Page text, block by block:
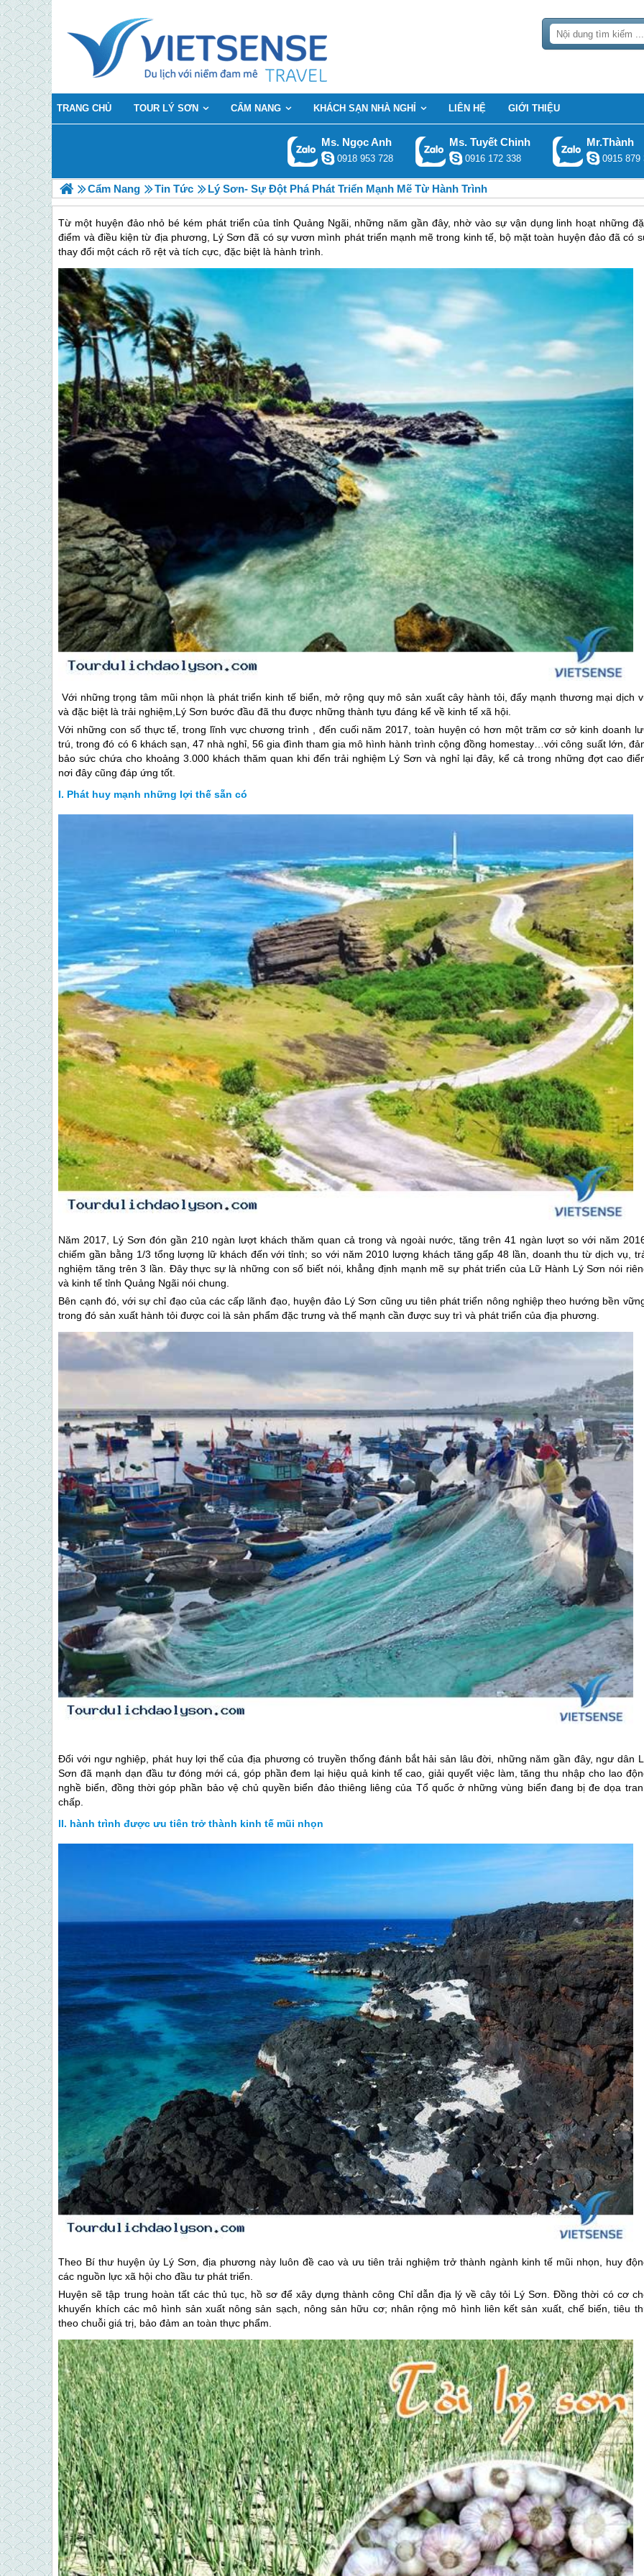
TRANG CHỦ TOUR LÝ SƠN CẨM NANG KHÁCH SẠN NHÀ NGHỈ LIÊN HỆ GIỚI THIỆU
Ms. Ngọc Anh
0918 953 728
Ms. Tuyết Chinh
0916 172 338
Mr.Thành
0915 879
Cẩm Nang Tin Tức Lý Sơn- Sự Đột Phá Phát Triển Mạnh Mẽ Từ Hành Trình
Từ một huyện đảo nhỏ bé kém phát triển của tỉnh Quảng Ngãi, những năm gần đây, nhờ vào sự vận dụng linh hoạt những
điểm và điều kiện từ địa phương, Lý Sơn đã có sự vươn mình phát triển mạnh mẽ trong kinh tế, bộ mặt toàn huyện đảo đã có
thay đổi một cách rõ rệt và tích cực, đặc biệt là hành trình.
Với những trọng tâm mũi nhọn là phát triển kinh tế biển, mở rộng quy mô sản xuất cây hành tỏi, đẩy mạnh thương mại dịch
và đặc biệt là trải nghiệm, Lý Sơn bước đầu đã thu được những thành tựu đáng kể về kinh tế xã hội.
Với những con số thực tế, trong lĩnh vực chương trình , đến cuối năm 2017, toàn huyện có hơn một trăm cơ sở kinh doanh
trú, trong đó có 6 khách sạn, 47 nhà nghỉ, 56 gia đình tham gia mô hình hành trình cộng đồng homestay…với công suất lớn,
bảo sức chứa cho khoảng 3.000 khách thăm quan khi đến trải nghiệm Lý Sơn và nghỉ lại đây, kể cả trong những đợt cao
nơi đây cũng đáp ứng tốt.
Phát huy mạnh những lợi thế sẵn có
Năm 2017, Lý Sơn đón gần 210 ngàn lượt khách thăm quan cả trong và ngoài nước, tăng trên 41 ngàn lượt so với năm
chiếm gần bằng 1/3 tổng lượng lữ khách đến với tỉnh; so với năm 2010 lượng khách tăng gấp 48 lần, doanh thu từ dịch vụ,
nghiệm tăng trên 3 lần. Đây thực sự là những con số biết nói, khẳng định mạnh mẽ sự phát triển của Lữ Hành Lý Sơn nói
và kinh tế tỉnh Quảng Ngãi nói chung.
Bên cạnh đó, với sự chỉ đạo của các cấp lãnh đạo, huyện đảo Lý Sơn cũng ưu tiên phát triển nông nghiệp theo hướng bền
trong đó sản xuất hành tỏi được coi là sản phẩm đặc trưng và thế mạnh cần được suy trì và phát triển của địa phương.
Đối với ngư nghiệp, phát huy lợi thế của địa phương có truyền thống đánh bắt hải sản lâu đời, những năm gần đây, ngư dân
Sơn đã mạnh dạn đầu tư đóng mới cá, góp phần đem lại hiệu quả kinh tế cao, giải quyết việc làm, tăng thu nhập cho lao
nghề biển, đồng thời góp phần bảo vệ chủ quyền biển đảo thiêng liêng của Tổ quốc ở những vùng biển đang bị đe dọa
chấp.
hành trình được ưu tiên trở thành kinh tế mũi nhọn
Theo Bí thư huyện ủy Lý Sơn , địa phương này luôn đề cao và ưu tiên trải nghiệm trở thành ngành kinh tế mũi nhọn, huy
các nguồn lực xã hội cho đầu tư phát triển.
Huyện sẽ tập trung hoàn tất các thủ tục, hồ sơ để xây dựng thành công Chỉ dẫn địa lý về cây tỏi Lý Sơn . Đồng thời có cơ
khuyến khích các mô hình sản xuất nông sản sạch, nông sản hữu cơ; nhân rộng mô hình liên kết sản xuất, chế biến, tiêu
theo chuỗi giá trị, bảo đảm an toàn thực phẩm.